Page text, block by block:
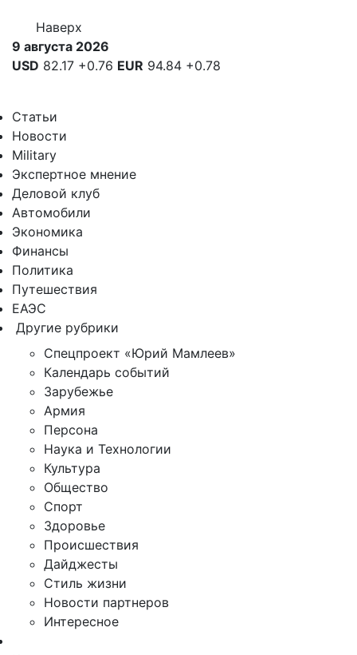
Наверх
9 августа 2026
USD 82.17 +0.76 EUR 94.84 +0.78
Статьи
Новости
Military
Экспертное мнение
Деловой клуб
Автомобили
Экономика
Финансы
Политика
Путешествия
ЕАЭС
Другие рубрики
Спецпроект «Юрий Мамлеев»
Календарь событий
Зарубежье
Армия
Персона
Наука и Технологии
Культура
Общество
Спорт
Здоровье
Происшествия
Дайджесты
Стиль жизни
Новости партнеров
Интересное